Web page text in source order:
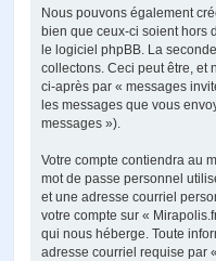
Nous pouvons également
bien que ceux-ci soient hors
le logiciel phpBB. La
collectons. Ceci peut être, et
ci-après par « messages
les messages que vous
messages »).
Votre compte contiendra au
mot de passe personnel
et une adresse courriel
votre compte sur «
qui nous héberge. Toute
adresse courriel requise par